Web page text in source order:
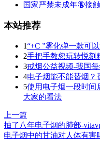
国家严禁未成年🔞接
本站推荐
1“+C ”雾化弹一款可
2手把手教您玩转悦刻
3戒烟公益视频-我国
4电子烟能不能替烟？
5使用电子烟一段时间
大家的看法
上一篇
抽了八年电子烟的肺部-
电子烟中的甘油对人体有害